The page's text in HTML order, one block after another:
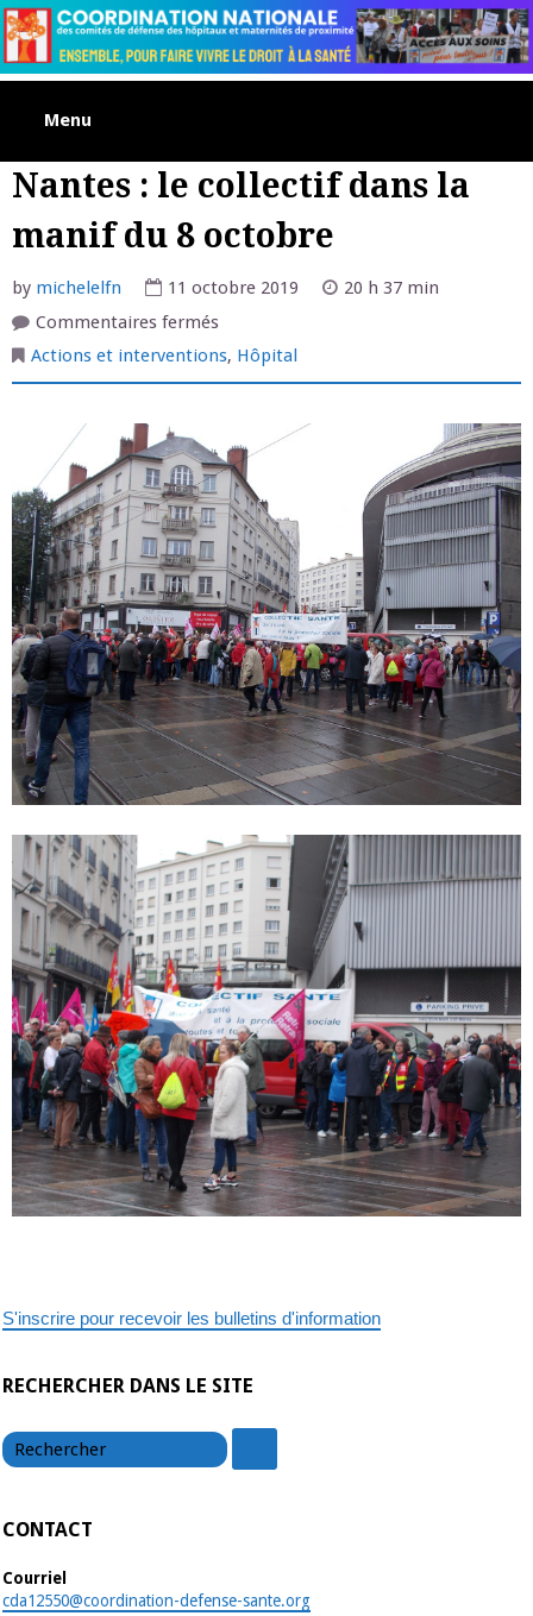
Skip
to
content
Menu
Nantes : le collectif dans la
manif du 8 octobre
by michelelfn 11 octobre 2019
20 h 37 min
Commentaires ferméssur
:
le
collectif
du
8
octobre
Actions et interventions, Hôpital
S'inscrire pour recevoir les bulletins d'information
RECHERCHER DANS LE SITE
CONTACT
Courriel
cda12550@coordination-defense-sante.org